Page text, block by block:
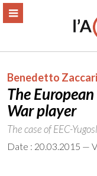
Aller
MENU
Benedetto
The
War player
The case of EEC-
Date : 20.03.2015 —